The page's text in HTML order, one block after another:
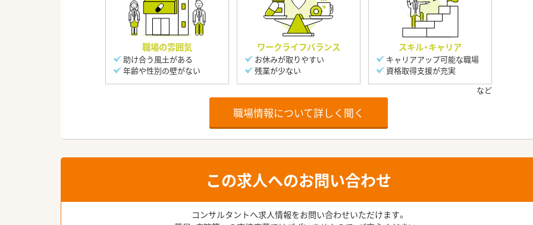
職場の雰囲気
助け合う風土がある
年齢や性別の壁がない
ワークライフバランス
お休みが取りやすい
残業が少ない
スキル・キャリア
キャリアアップ可能な職場
資格取得支援が充実
職場情報について詳しく聞く
この求人へのお問い合わせ
コンサルタントへ求人情報をお問い合わせいただけます。